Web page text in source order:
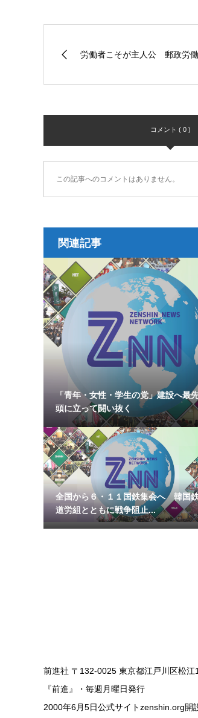
労働者こそが主人公 郵政労
コメント ( 0 )
この記事へのコメントはありません。
関連記事
「青年・女性・学生の党」建設へ最
頭に立って闘い抜く
全国から６・１１国鉄集会へ 韓国
道労組とともに戦争阻止...
前進社 〒132-0025 東京都江戸川区松江
『前進』・毎週月曜日発行
2000年6月5日公式サイトzenshin.org開